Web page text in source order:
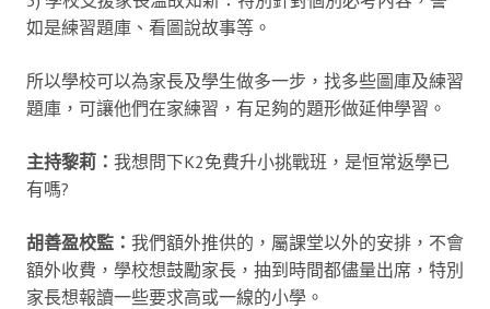
如是練習題庫、看圖說故事等。
所以學校可以為家長及學生做多一步，找多些圖庫及練習
題庫，可讓他們在家練習，有足夠的題形做延伸學習。
主持黎莉： 我想問下K2免費升小挑戰班，是恒常返學已
有嗎?
胡善盈校監： 我們額外推供的，屬課堂以外的安排，不會
額外收費，學校想鼓勵家長，抽到時間都儘量出席，特別
家長想報讀一些要求高或一線的小學。